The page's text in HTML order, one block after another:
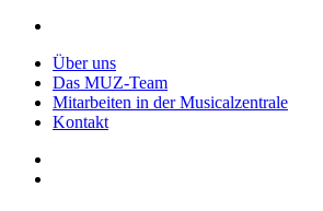
Über uns
Das MUZ-Team
Mitarbeiten in der Musicalzentrale
Kontakt